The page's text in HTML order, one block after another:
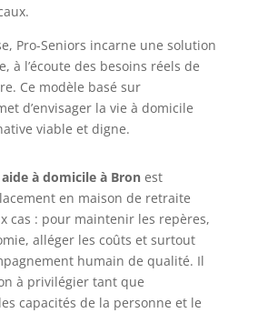
Pro-Seniors incarne une solution
à l’écoute des besoins réels de
Ce modèle basé sur
d’envisager la vie à domicile
viable et digne.
aide à domicile à Bronest
en maison de retraite
cas : pour maintenir les repères,
alléger les coûts et surtout
humain de qualité. Il
à privilégier tant que
capacités de la personne et le